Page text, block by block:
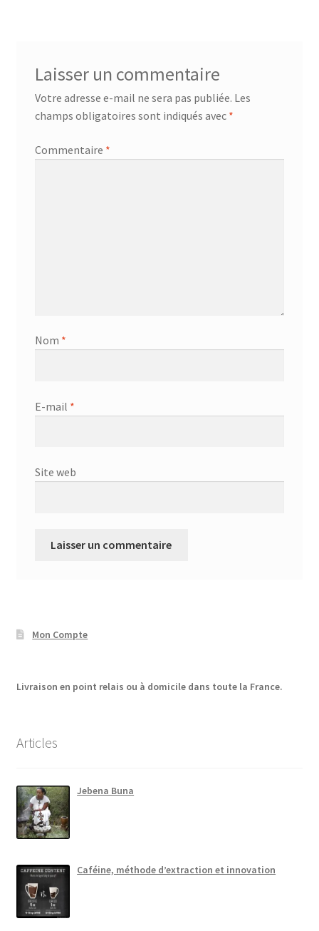
Laisser un commentaire
Votre adresse e-mail ne sera pas publiée. Les
champs obligatoires sont indiqués avec *
Commentaire *
Nom *
E-mail *
Site web
Mon Compte
Livraison en point relais ou à domicile dans toute la France.
Articles
Jebena Buna
Caféine, méthode d’extraction et innovation